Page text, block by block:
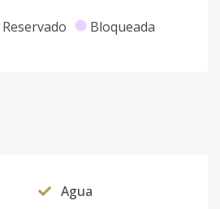
Reservado Bloqueada
Agua